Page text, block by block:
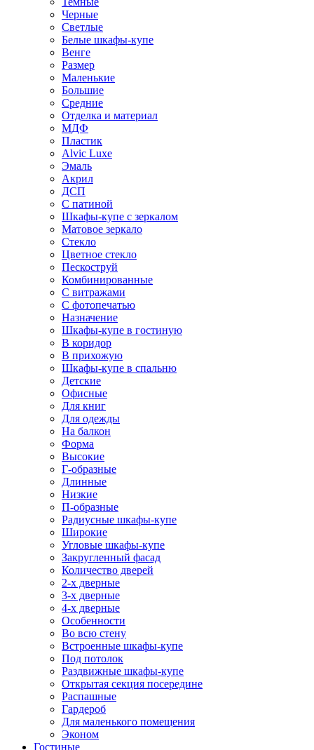
Черные
Светлые
Белые шкафы-купе
Венге
Размер
Маленькие
Большие
Средние
Отделка и материал
МДФ
Пластик
Alvic Luxe
Эмаль
Акрил
ДСП
С патиной
Шкафы-купе с зеркалом
Матовое зеркало
Стекло
Цветное стекло
Пескоструй
Комбинированные
С витражами
С фотопечатью
Назначение
Шкафы-купе в гостиную
В коридор
В прихожую
Шкафы-купе в спальню
Детские
Офисные
Для книг
Для одежды
На балкон
Форма
Высокие
Г-образные
Длинные
Низкие
П-образные
Радиусные шкафы-купе
Широкие
Угловые шкафы-купе
Закругленный фасад
Количество дверей
2-х дверные
3-х дверные
4-х дверные
Особенности
Во всю стену
Встроенные шкафы-купе
Под потолок
Раздвижные шкафы-купе
Открытая секция посередине
Распашные
Гардероб
Для маленького помещения
Эконом
Гостиные